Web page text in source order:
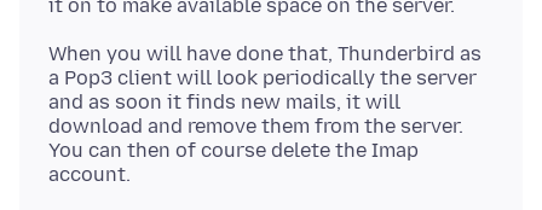
When you will have done that, Thunderbird as
a Pop3 client will look periodically the server
and as soon it finds new mails, it will
download and remove them from the server.
You can then of course delete the Imap